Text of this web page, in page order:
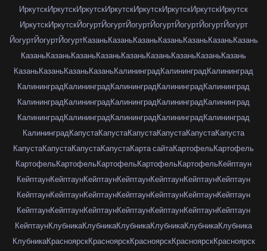
ИркутскИркутскИркутскИркутскИркутскИркутскИркутскИркутск
ИркутскИркутскЙогуртЙогуртЙогуртЙогуртЙогуртЙогуртЙогурт
ЙогуртЙогуртЙогуртКазаньКазаньКазаньКазаньКазаньКазаньКазань
КазаньКазаньКазаньКазаньКазаньКазаньКазаньКазаньКазань
КазаньКазаньКазаньКазаньКалининградКалининградКалининград
КалининградКалининградКалининградКалининградКалининград
КалининградКалининградКалининградКалининградКалининград
КалининградКалининградКалининградКалининградКалининград
КалининградКапустаКапустаКапустаКапустаКапустаКапуста
КапустаКапустаКапустаКапустаКарта сайтаКартофельКартофель
КартофельКартофельКартофельКартофельКартофельКейптаун
КейптаунКейптаунКейптаунКейптаунКейптаунКейптаунКейптаун
КейптаунКейптаунКейптаунКейптаунКейптаунКейптаунКейптаун
КейптаунКейптаунКейптаунКейптаунКейптаунКейптаунКейптаун
КейптаунКлубникаКлубникаКлубникаКлубникаКлубникаКлубника
КлубникаКрасноярскКрасноярскКрасноярскКрасноярскКрасноярск